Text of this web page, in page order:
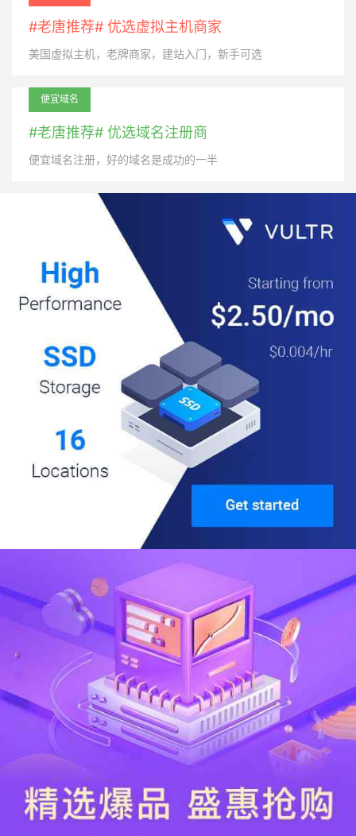
#老唐推荐# 优选虚拟主机商家
美国虚拟主机，老牌商家，建站入门，新手可选
便宜域名
#老唐推荐# 优选域名注册商
便宜域名注册，好的域名是成功的一半